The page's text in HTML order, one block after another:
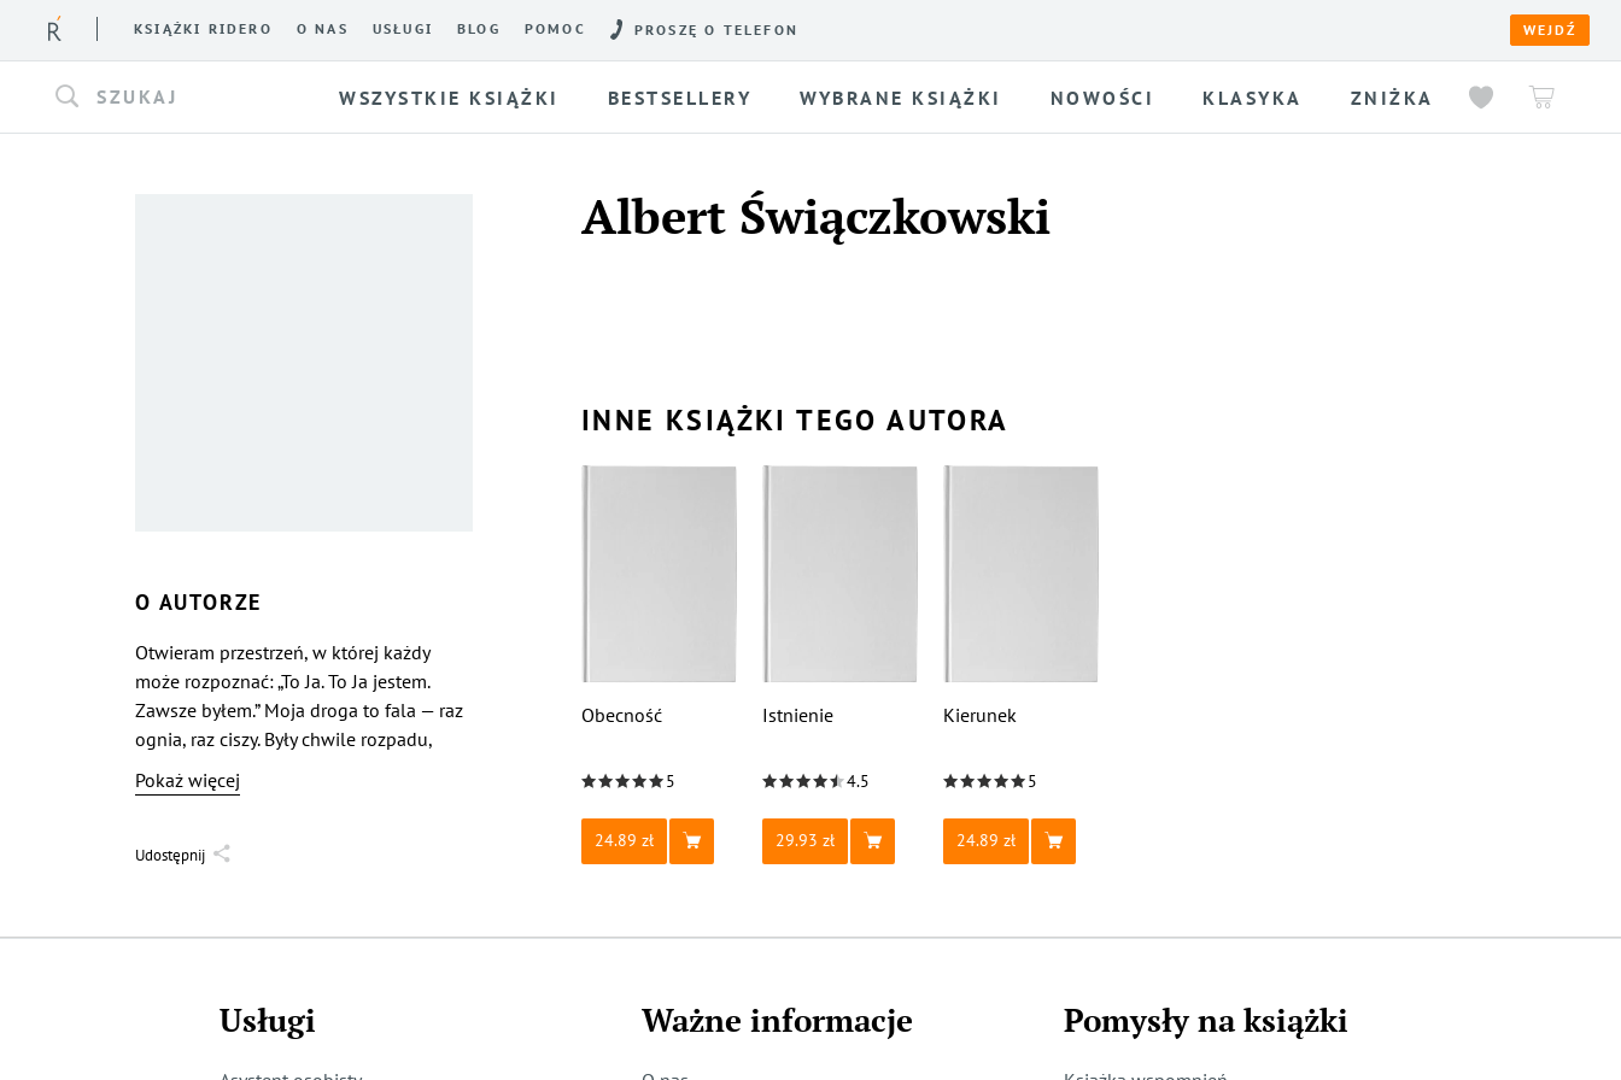
KSIĄŻKI RIDERO O NAS USŁUGI BLOG POMOC PROSZĘ O TELEFON WEJDŹ
SZUKAJ WSZYSTKIE KSIĄŻKI BESTSELLERY WYBRANE KSIĄŻKI NOWOŚCI KLASYKA ZNIŻKA
Albert Świączkowski
INNE KSIĄŻKI TEGO AUTORA
Obecność
5
24.89
Istnienie
4.5
29.93
Kierunek
5
24.89
O AUTORZE
Otwieram przestrzeń, w której każdy
może rozpoznać: „To Ja. To Ja jestem.
Zawsze byłem.” Moja droga to fala — raz
ognia, raz ciszy. Były chwile rozpadu,
w których nie zostało nic prócz
obecności. Ale w tym „nic” zawsze
by przypominać o tym, co pierwotne.
Pokaż więcej
Udostępnij
Usługi Ważne informacje Pomysły na książki